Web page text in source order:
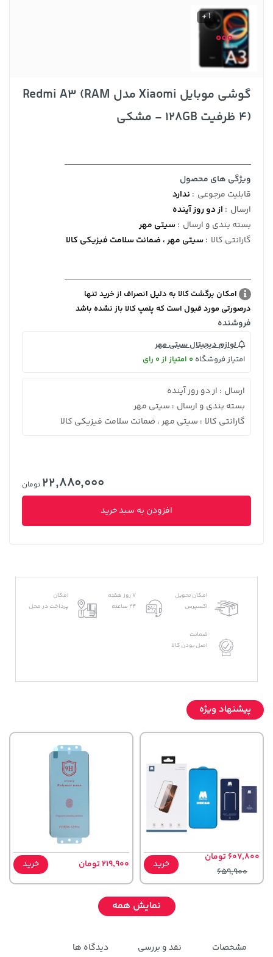
1 +
گوشی موبایل Xiaomi مدل Redmi A3 (RAM
4) ظرفیت 128GB - مشکی
ویژگی های محصول
قابلیت مرجوعی : ندارد
ارسال : از دو روز آینده
بسته بندی و ارسال :سیتی مهر
گارانتی کالا :سیتی مهر ، ضمانت سلامت فیزیکی کالا
امکان برگشت کالا به دلیل انصراف از خرید تنها
درصورتی مورد قبول است که پلمپ کالا باز نشده باشد
فروشنده
لوازم دیجیتال سیتی مهر
امتیاز فروشگاه 0 امتیاز از 0 رای
ارسال : از دو روز آینده
بسته بندی و ارسال : سیتی مهر
گارانتی کالا : سیتی مهر ، ضمانت سلامت فیزیکی کالا
22,880,000 تومان
افزودن به سبد خرید
امکان تحویل
اکسپرس
7 روز هفته
24 ساعته
امکان
پرداخت در محل
ضمانت
اصل بودن کالا
پیشنهاد ویژه
607,800 تومان
659,900
خرید 219,900 تومان خرید
نمایش همه
مشخصات نقد و بررسی دیدگاه ها